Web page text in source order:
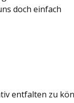
doch einfach
entfalten zu